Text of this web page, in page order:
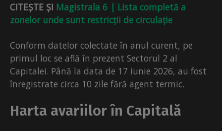
CITEȘTE ȘI Magistrala 6 | Lista completă a
zonelor unde sunt restricții de circulație
Conform datelor colectate în anul curent, pe
primul loc se află în prezent Sectorul 2 al
Capitalei. Până la data de 17 iunie 2026, au fost
înregistrate circa 10 zile fără agent termic.
Harta avariilor în Capitală